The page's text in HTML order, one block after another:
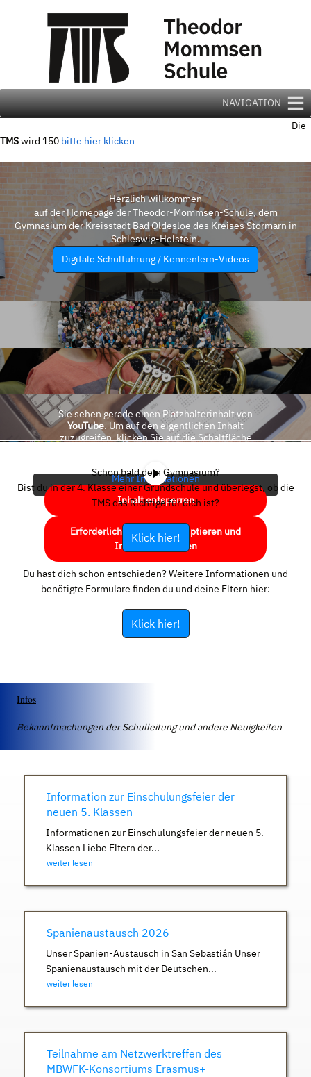
NAVIGATION
Die
TMSwird 150 bitte hier klicken
Herzlich willkommen
auf der Homepage der Theodor-Mommsen-Schule, dem
Gymnasium der Kreisstadt Bad Oldesloe des Kreises Stormarn in
Schleswig-Holstein.
Digitale Schulführung / Kennenlern-Videos
Sie sehen gerade einen Platzhalterinhalt von
YouTube. Um auf den eigentlichen Inhalt
zuzugreifen, klicken Sie auf die Schaltfläche
Mehr Informationen
Inhalt entsperren
Erforderlichen Service akzeptieren und
Inhalte entsperren
Schon bald dein Gymnasium?
Bist du in der 4. Klasse einer Grundschule und überlegst, ob die
TMS das Richtige für dich ist?
Klick hier!
Du hast dich schon entschieden? Weitere Informationen und
benötigte Formulare finden du und deine Eltern hier:
Klick hier!
Infos
Bekanntmachungen der Schulleitung und andere Neuigkeiten
Information zur Einschulungsfeier der
neuen 5. Klassen
Informationen zur Einschulungsfeier der neuen 5.
Klassen Liebe Eltern der...
weiter lesen
Spanienaustausch 2026
Unser Spanien-Austausch in San Sebastián Unser
Spanienaustausch mit der Deutschen...
weiter lesen
Teilnahme am Netzwerktreffen des
MBWFK-Konsortiums Erasmus+